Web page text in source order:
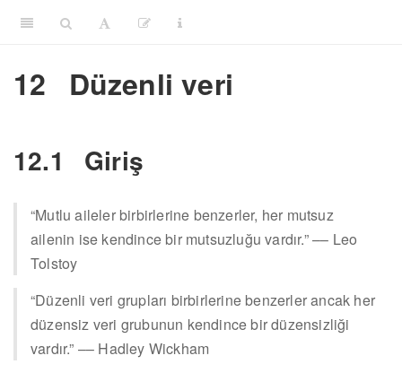
12 Düzenli veri
12.1 Giriş
“Mutlu aileler birbirlerine benzerler, her mutsuz
ailenin ise kendince bir mutsuzluğu vardır.” –– Leo
Tolstoy
“Düzenli veri grupları birbirlerine benzerler ancak her
düzensiz veri grubunun kendince bir düzensizliği
vardır.” –– Hadley Wickham